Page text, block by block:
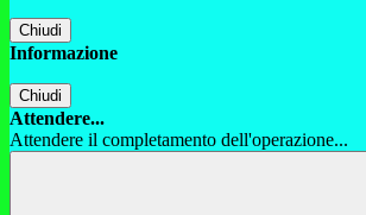
Chiudi
Informazione
Chiudi
Attendere...
Attendere il completamento dell'operazione...